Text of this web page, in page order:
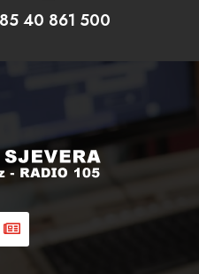
40 861 500